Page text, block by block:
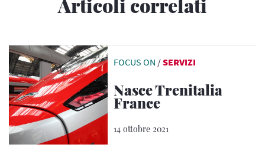
Articoli correlati
FOCUS ON /SERVIZI
Nasce Trenitalia
France
14 ottobre 2021